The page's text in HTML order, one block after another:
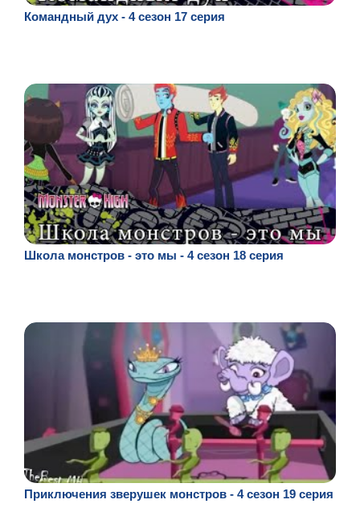
Командный дух - 4 сезон 17 серия
Школа монстров - это мы - 4 сезон 18 серия
Приключения зверушек монстров - 4 сезон 19 серия